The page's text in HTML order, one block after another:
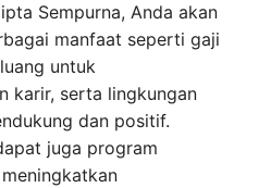
Sempurna, Anda akan
manfaat seperti gaji
untuk
karir, serta lingkungan
dan positif.
juga program